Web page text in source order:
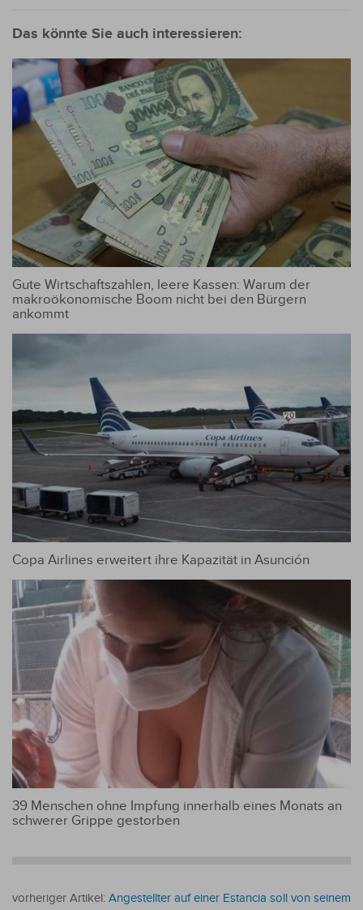
Das könnte Sie auch interessieren:
Gute Wirtschaftszahlen, leere Kassen: Warum der
makroökonomische Boom nicht bei den Bürgern
ankommt
Copa Airlines erweitert ihre Kapazität in Asunción
39 Menschen ohne Impfung innerhalb eines Monats an
schwerer Grippe gestorben
vorheriger Artikel: Angestellter auf einer Estancia soll von seinem